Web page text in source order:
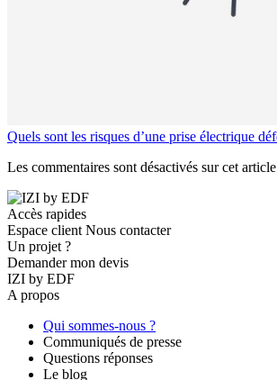
Quels sont les risques d’une prise électrique
Les commentaires sont désactivés sur cet
Accès rapides
Espace client Nous contacter
Un projet ?
Demander mon devis
IZI by EDF
A propos
Qui sommes-nous ?
Communiqués de presse
Questions réponses
Le blog